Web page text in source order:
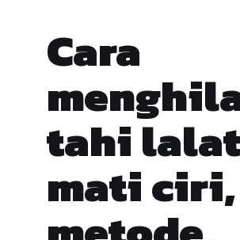
Cara
tahi lalat
mati ciri,